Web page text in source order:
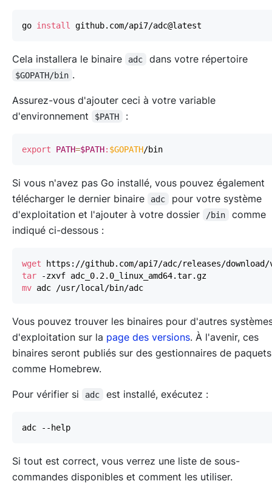
go install
Cela installera le binaire adc dans votre répertoire
$GOPATH/bin .
Assurez-vous d'ajouter ceci à votre variable
d'environnement
$PATH :
export PATH=$PATH: $GOPATH
Si vous n'avez pas Go installé, vous pouvez également
télécharger le dernier binaire
adc
pour votre système
d'exploitation et l'ajouter à votre dossier
/bin
comme
indiqué ci-dessous :
wget
tar
mv
Vous pouvez trouver les binaires pour d'autres
d'exploitation sur la page des versions. À l'avenir, ces
binaires seront publiés sur des gestionnaires de paquets
comme Homebrew.
Pour vérifier si adc est installé, exécutez :
Si tout est correct, vous verrez une liste de sous-
commandes disponibles et comment les utiliser.